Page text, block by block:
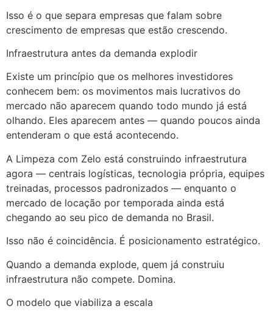
Isso é o que separa empresas que falam sobre
crescimento de empresas que estão crescendo.
Infraestrutura antes da demanda explodir
Existe um princípio que os melhores investidores
conhecem bem: os movimentos mais lucrativos do
mercado não aparecem quando todo mundo já está
olhando. Eles aparecem antes — quando poucos ainda
entenderam o que está acontecendo.
A Limpeza com Zelo está construindo infraestrutura
agora — centrais logísticas, tecnologia própria, equipes
treinadas, processos padronizados — enquanto o
mercado de locação por temporada ainda está
chegando ao seu pico de demanda no Brasil.
Isso não é coincidência. É posicionamento estratégico.
Quando a demanda explode, quem já construiu
infraestrutura não compete. Domina.
O modelo que viabiliza a escala